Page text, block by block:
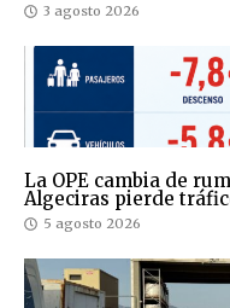
3 agosto 2026
La OPE cambia de
Algeciras pierde
5 agosto 2026